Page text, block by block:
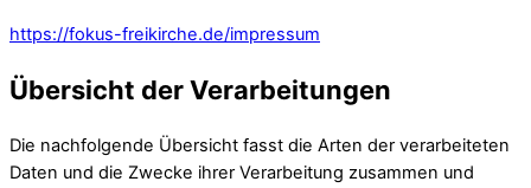
https://fokus-freikirche.de/impressum
Übersicht der Verarbeitungen
Die nachfolgende Übersicht fasst die Arten der verarbeiteten
Daten und die Zwecke ihrer Verarbeitung zusammen und